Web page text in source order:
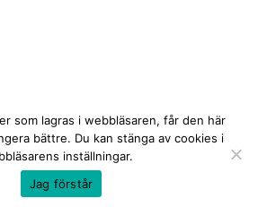
© 2026 National EV.
som lagras i webbläsaren, får den här
bättre. Du kan stänga av cookies i
inställningar.
Jag förstår